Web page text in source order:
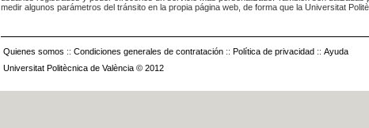
medir algunos parámetros del tránsito en la propia página web, de forma que la Universitat
Quienes somos :: Condiciones generales de contratación :: Política de privacidad :: Ayuda
Universitat Politècnica de València © 2012